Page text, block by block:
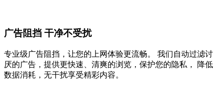
广告阻挡 干净不受扰
专业级广告阻挡，让您的上网体验更流畅。 我们自动过滤讨
厌的广告，提供更快速、清爽的浏览，保护您的隐私， 降低
数据消耗，无干扰享受精彩内容。